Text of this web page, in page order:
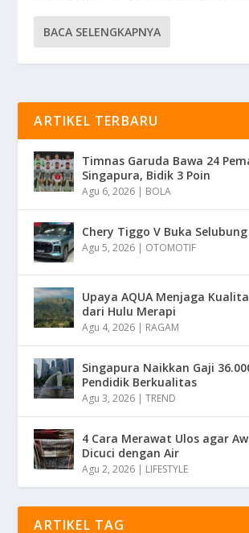
BACA SELENGKAPNYA
ARTIKEL TERBARU
Timnas Garuda Bawa 24
Singapura, Bidik 3 Poin
Agu 6, 2026 | BOLA
Chery Tiggo V Buka Selubung
Agu 5, 2026 | OTOMOTIF
Upaya AQUA Menjaga
dari Hulu Merapi
Agu 4, 2026 | RAGAM
Singapura Naikkan Gaji
Pendidik Berkualitas
Agu 3, 2026 |TREND
4 Cara Merawat Ulos agar
Dicuci dengan Air
Agu 2, 2026 | LIFESTYLE
ARTIKEL TAG